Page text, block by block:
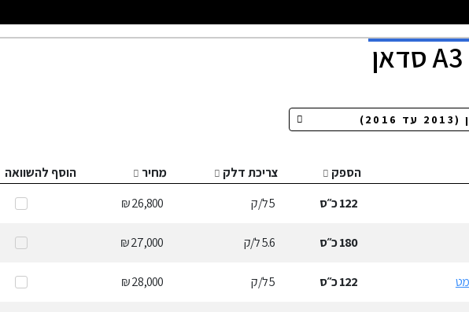
הספק צריכת דלק מחיר
הוסף להשוואה
122כ״ס 5ל/ק 26,800 ₪
180כ״ס 5.6ל/ק 27,000 ₪
122כ״ס 5ל/ק 28,000 ₪